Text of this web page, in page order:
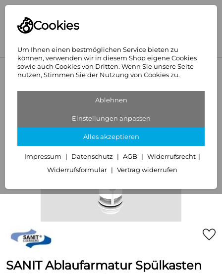
Cookies
Um Ihnen einen bestmöglichen Service bieten zu
können, verwenden wir in diesem Shop eigene Cookies
sowie auch Cookies von Dritten. Wenn Sie unsere Seite
nutzen, Stimmen Sie der Nutzung von Cookies zu.
Ablehnen
Einstellungen anpassen
Alles akzeptieren
Impressum Datenschutz AGB
Widerrufsrecht
Widerrufsformular
Vertrag widerrufen
SANIT
SANIT Ablaufarmatur Spülkasten